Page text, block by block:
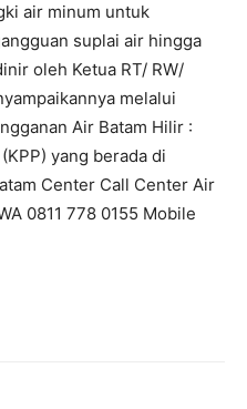
air minum untuk
suplai air hingga
oleh Ketua RT/ RW/
melalui
Air Batam Hilir :
yang berada di
Center Call Center Air
0811 778 0155 Mobile